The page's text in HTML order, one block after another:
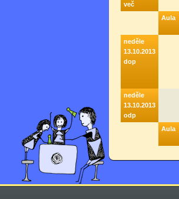
več
Aula
neděle
13.10.2013
dop
neděle
13.10.2013
odp
Aula